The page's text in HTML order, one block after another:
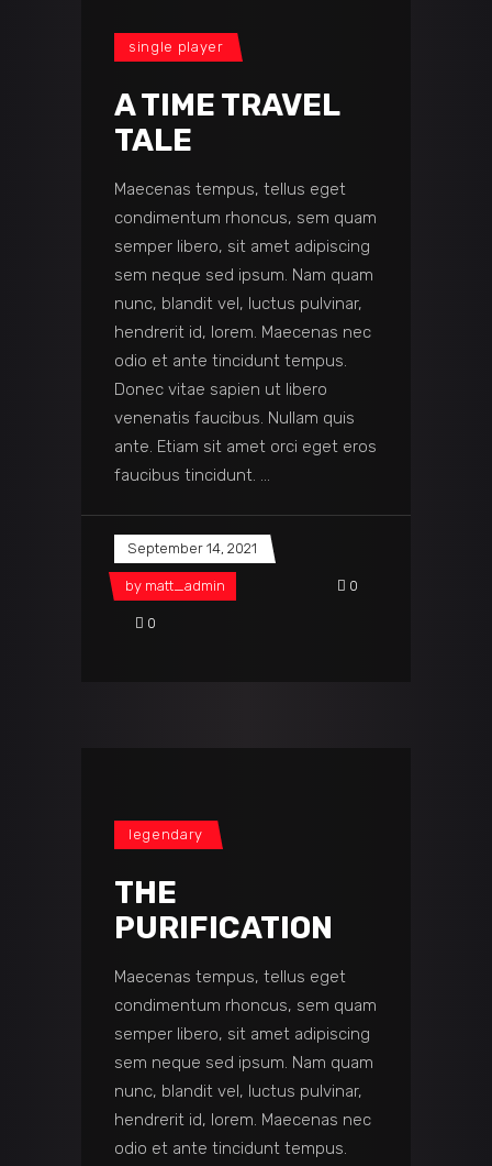
single player
A TIME TRAVEL
TALE
Maecenas tempus, tellus eget
condimentum rhoncus, sem quam
semper libero, sit amet adipiscing
sem neque sed ipsum. Nam quam
nunc, blandit vel, luctus pulvinar,
hendrerit id, lorem. Maecenas nec
odio et ante tincidunt tempus.
Donec vitae sapien ut libero
venenatis faucibus. Nullam quis
ante. Etiam sit amet orci eget eros
faucibus tincidunt.
September 14, 2021
by matt_admin 0
0
legendary
THE
PURIFICATION
Maecenas tempus, tellus eget
condimentum rhoncus, sem quam
semper libero, sit amet adipiscing
sem neque sed ipsum. Nam quam
nunc, blandit vel, luctus pulvinar,
hendrerit id, lorem. Maecenas nec
odio et ante tincidunt tempus.